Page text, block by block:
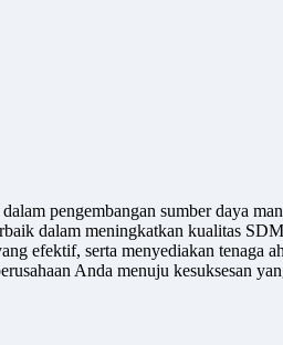
pengembangan sumber daya
dalam meningkatkan kualitas
efektif, serta menyediakan
Anda menuju kesuksesan